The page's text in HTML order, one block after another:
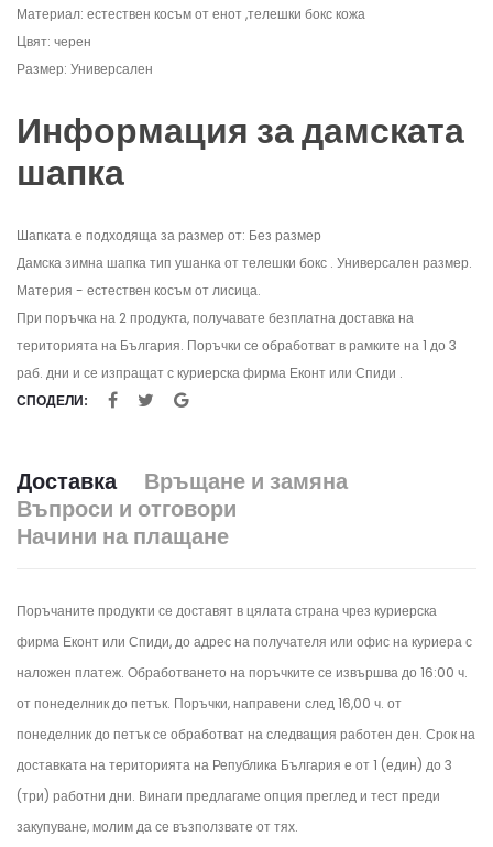
Материал: естествен косъм от енот ,телешки бокс кожа
Цвят: черен
Размер: Универсален
Информация за дамската
шапка
Шапката е подходяща за размер от: Без размер
Дамска зимна шапка тип ушанка от телешки бокс . Универсален размер.
Материя - естествен косъм от лисица.
При поръчка на 2 продукта, получавате безплатна доставка на
територията на България. Поръчки се обработват в рамките на 1 до 3
раб. дни и се изпращат с куриерска фирма Еконт или Спиди .
СПОДЕЛИ:
Доставка
Връщане и замяна
Въпроси и отговори
Начини на плащане
Поръчаните продукти се доставят в цялата страна чрез куриерска
фирма Еконт или Спиди, до адрес на получателя или офис на куриера с
наложен платеж. Обработването на поръчките се извършва до 16:00 ч.
от понеделник до петък. Поръчки, направени след 16,00 ч. от
понеделник до петък се обработват на следващия работен ден. Срок на
доставката на територията на Република България е от 1 (един) до 3
(три) работни дни. Винаги предлагаме опция преглед и тест преди
закупуване, молим да се възползвате от тях.